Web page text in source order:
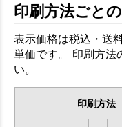
印刷方法ごと
表示価格は税込・送
単価です。 印刷方法
い。
印刷方法